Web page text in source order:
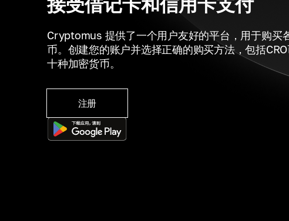
Cryptomus 提供了一个用户友好的平台，用于购买
币。创建您的账户并选择正确的购买方法，包括
十种加密货币。
注册